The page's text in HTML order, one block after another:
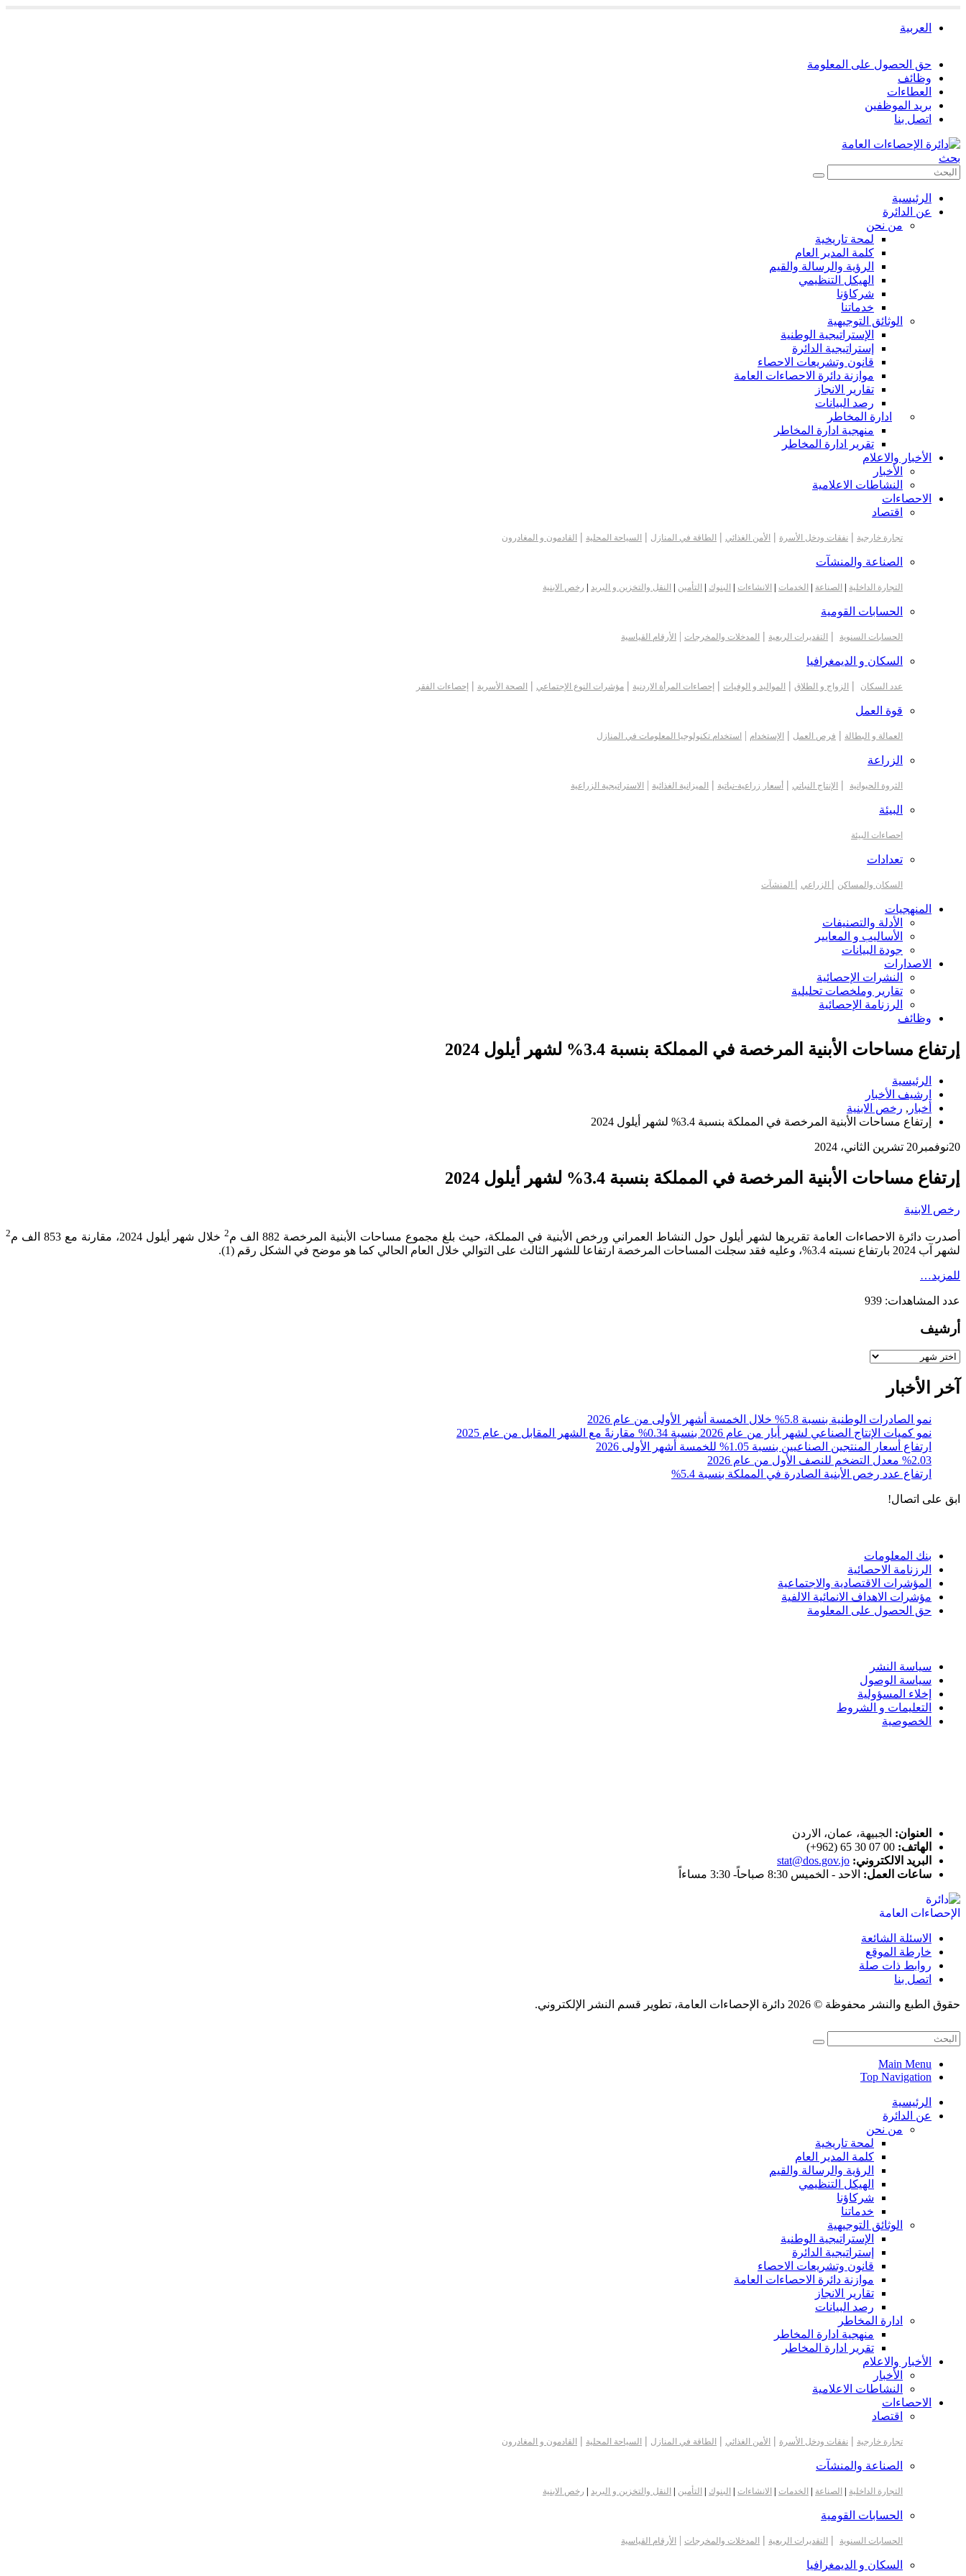
العربية
حق الحصول على المعلومة
وظائف
العطاءات
بريد الموظفين
اتصل بنا
بحث
الرئيسية
عن الدائرة
من نحن
لمحة تاريخية
كلمة المدير العام
الرؤية والرسالة والقيم
الهيكل التنظيمي
شركاؤنا
خدماتنا
الوثائق التوجيهية
الإستراتيجية الوطنية
إستراتيجية الدائرة
قانون وتشريعات الاحصاء
موازنة دائرة الاحصاءات العامة
تقارير الانجاز
رصد البيانات
ادارة المخاطر
منهجية ادارة المخاطر
تقرير ادارة المخاطر
الأخبار والاعلام
الأخبار
النشاطات الاعلامية
الاحصاءات
اقتصاد
تجارة خارجية | نفقات ودخل الأسرة | الأمن الغذائي | الطاقة في المنازل | السياحة المحلية | القادمون و المغادرون
الصناعة والمنشآت
التجارة الداخلية الصناعة الخدمات الانشاءات البنوك التأمين النقل والتخزين و البريد رخص الابنية
الحسابات القومية
الحسابات السنوية | التقديرات الربعية | المدخلات والمخرجات | الأرقام القياسية
السكان و الديمغرافيا
عدد السكان | الزواج و الطلاق | المواليد و الوفيات | إحصاءات المرأة الاردنية | مؤشرات النوع الإجتماعي | الصحة الأسرية | إحصاءات الفقر
قوة العمل
العمالة و البطالة | فرص العمل | الإستخدام | استخدام تكنولوجيا المعلومات في المنازل
الزراعة
الثروة الحيوانية | الإنتاج النباتي | أسعار زراعية-نباتية | الميزانية الغذائية | الاستراتيجية الزراعية
البيئة
احصاءات البيئة
تعدادات
السكان والمساكن | الزراعي | المنشآت
المنهجيات
الأدلة والتصنيفات
الأساليب و المعايير
جودة البيانات
الاصدارات
النشرات الإحصائية
تقارير وملخصات تحليلية
الرزنامة الإحصائية
وظائف
إرتفاع مساحات الأبنية المرخصة في المملكة بنسبة 3.4% لشهر أيلول 2024
الرئيسية
ارشيف الأخبار
أخبار , رخص الابنية
إرتفاع مساحات الأبنية المرخصة في المملكة بنسبة 3.4% لشهر أيلول 2024
20نوفمبر 20 تشرين الثاني، 2024
إرتفاع مساحات الأبنية المرخصة في المملكة بنسبة 3.4% لشهر أيلول 2024
رخص الابنية
أصدرت دائرة الاحصاءات العامة تقريرها لشهر أيلول حول النشاط العمراني ورخص الأبنية في المملكة، حيث بلغ مجموع مساحات الأبنية المرخصة 882 الف م 2خلال شهر أيلول 2024، مقارنة مع 853 الف م 2
لشهر آب 2024 بارتفاع نسبته 3.4%، وعليه فقد سجلت المساحات المرخصة ارتفاعا للشهر الثالث على التوالي خلال العام الحالي كما هو موضح في الشكل رقم (1).
للمزيد…
عدد المشاهدات: 939
أرشيف
أرشيف
آخر الأخبار
نمو الصادرات الوطنية بنسبة 5.8% خلال الخمسة أشهر الأولى من عام 2026
نمو كميات الإنتاج الصناعي لشهر أيار من عام 2026 بنسبة 0.34% مقارنةً مع الشهر المقابل من عام 2025
ارتفاع أسعار المنتجين الصناعيين بنسبة 1.05% للخمسة أشهر الأولى 2026
%2.03 معدل التضخم للنصف الأول من عام 2026
ارتفاع عدد رخص الأبنية الصادرة في المملكة بنسبة 5.4%
ابق على اتصال!
بنك المعلومات
الرزنامة الاحصائية
المؤشرات الاقتصادية والاجتماعية
مؤشرات الاهداف الانمائية الالفية
حق الحصول على المعلومة
سياسة النشر
سياسة الوصول
إخلاء المسؤولية
التعليمات و الشروط
الخصوصية
العنوان: الجبيهة، عمان، الاردن
الهاتف: 00 07 30 65 (962+)
البريد الالكتروني: stat@dos.gov.jo
ساعات العمل: الاحد - الخميس 8:30 صباحاً- 3:30 مساءاً
الاسئلة الشائعة
خارطة الموقع
روابط ذات صلة
اتصل بنا
حقوق الطبع والنشر محفوظة © 2026 دائرة الإحصاءات العامة، تطوير قسم النشر الإلكتروني.
Main Menu
Top Navigation
الرئيسية
عن الدائرة
من نحن
لمحة تاريخية
كلمة المدير العام
الرؤية والرسالة والقيم
الهيكل التنظيمي
شركاؤنا
خدماتنا
الوثائق التوجيهية
الإستراتيجية الوطنية
إستراتيجية الدائرة
قانون وتشريعات الاحصاء
موازنة دائرة الاحصاءات العامة
تقارير الانجاز
رصد البيانات
ادارة المخاطر
منهجية ادارة المخاطر
تقرير ادارة المخاطر
الأخبار والاعلام
الأخبار
النشاطات الاعلامية
الاحصاءات
اقتصاد
تجارة خارجية | نفقات ودخل الأسرة | الأمن الغذائي | الطاقة في المنازل | السياحة المحلية | القادمون و المغادرون
الصناعة والمنشآت
التجارة الداخلية الصناعة الخدمات الانشاءات البنوك التأمين النقل والتخزين و البريد رخص الابنية
الحسابات القومية
الحسابات السنوية | التقديرات الربعية | المدخلات والمخرجات | الأرقام القياسية
السكان و الديمغرافيا